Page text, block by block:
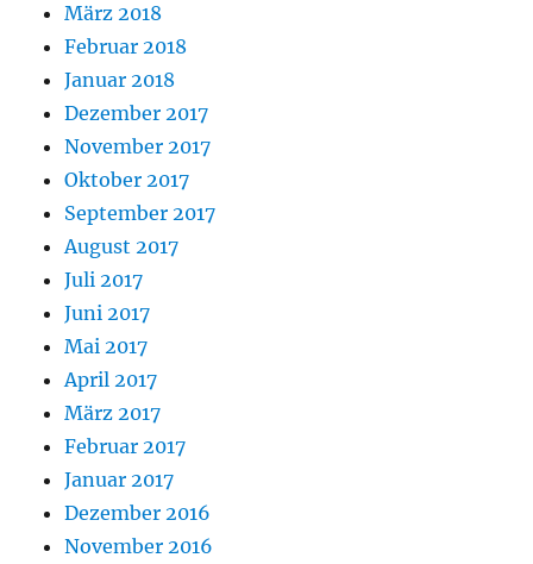
März 2018
Februar 2018
Januar 2018
Dezember 2017
November 2017
Oktober 2017
September 2017
August 2017
Juli 2017
Juni 2017
Mai 2017
April 2017
März 2017
Februar 2017
Januar 2017
Dezember 2016
November 2016